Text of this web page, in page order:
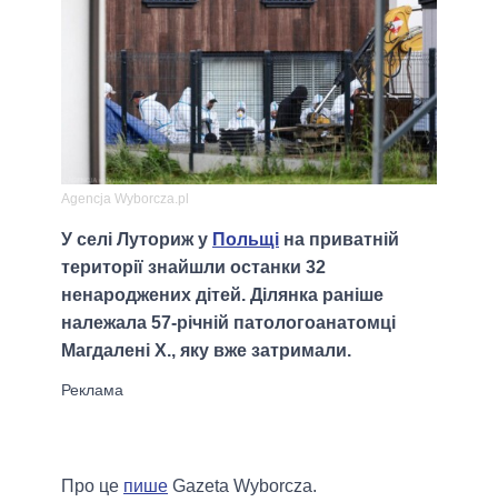
Agencja Wyborcza.pl
У селі Луториж у Польщі на приватній
території знайшли останки 32
ненароджених дітей. Ділянка раніше
належала 57-річній патологоанатомці
Магдалені Х., яку вже затримали.
Про це пише Gazeta Wyborcza.